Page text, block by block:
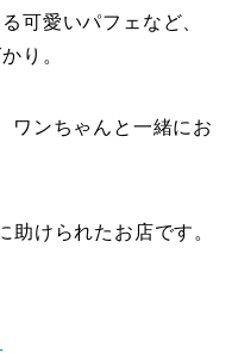
可愛いパフェなど、
り。
ワンちゃんと一緒にお
助けられたお店です。